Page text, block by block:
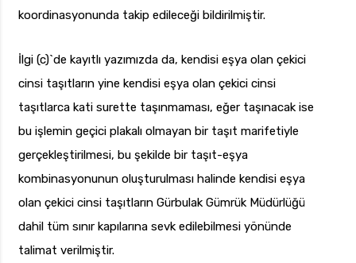
koordinasyonunda takip edileceği bildirilmiştir.
İlgi (c)`de kayıtlı yazımızda da, kendisi eşya olan çekici
cinsi taşıtların yine kendisi eşya olan çekici cinsi
taşıtlarca kati surette taşınmaması, eğer taşınacak ise
bu işlemin geçici plakalı olmayan bir taşıt marifetiyle
gerçekleştirilmesi, bu şekilde bir taşıt-eşya
kombinasyonunun oluşturulması halinde kendisi eşya
olan çekici cinsi taşıtların Gürbulak Gümrük Müdürlüğü
dahil tüm sınır kapılarına sevk edilebilmesi yönünde
talimat verilmiştir.